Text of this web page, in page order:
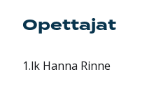
Opettajat
1.lk Hanna Rinne